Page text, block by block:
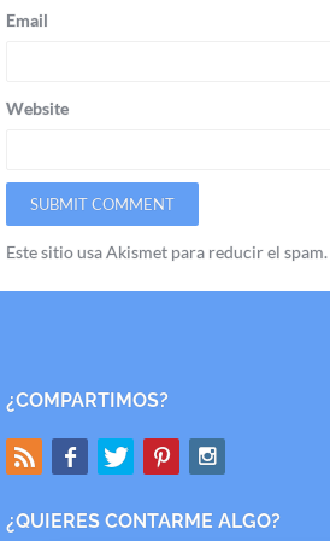
Email
Website
Este sitio usa Akismet para reducir el spam.
¿COMPARTIMOS?
¿QUIERES CONTARME ALGO?